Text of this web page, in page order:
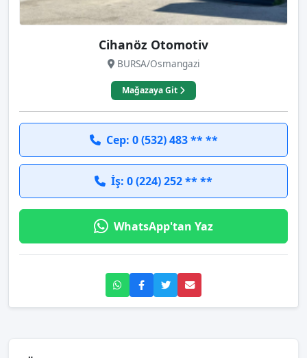
Cihanöz Otomotiv
BURSA/Osmangazi
Mağazaya Git
Cep: 0 (532) 483 ** **
İş: 0 (224) 252 ** **
WhatsApp'tan Yaz